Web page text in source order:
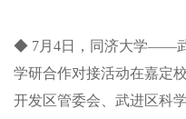
◆ 7月4日，同济大学——
学研合作对接活动在嘉定
开发区管委会、武进区科